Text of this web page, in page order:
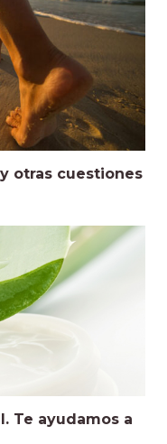
otras cuestiones
Te ayudamos a